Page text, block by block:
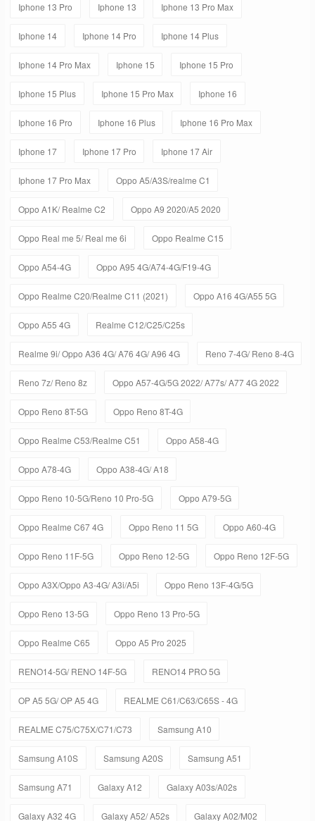
Iphone 13 Pro Iphone 13 Iphone 13 Pro Max
Iphone 14 Iphone 14 Pro Iphone 14 Plus
Iphone 14 Pro Max Iphone 15 Iphone 15 Pro
Iphone 15 Plus Iphone 15 Pro Max Iphone 16
Iphone 16 Pro Iphone 16 Plus Iphone 16 Pro Max
Iphone 17 Iphone 17 Pro Iphone 17 Air
Iphone 17 Pro Max Oppo A5/A3S/realme C1
Oppo A1K/ Realme C2 Oppo A9 2020/A5 2020
Oppo Real me 5/ Real me 6i Oppo Realme C15
Oppo A54-4G Oppo A95 4G/A74-4G/F19-4G
Oppo Realme C20/Realme C11 (2021) Oppo A16 4G/A55 5G
Oppo A55 4G Realme C12/C25/C25s
Realme 9i/ Oppo A36 4G/ A76 4G/ A96 4G Reno 7-4G/ Reno 8-4G
Reno 7z/ Reno 8z Oppo A57-4G/5G 2022/ A77s/ A77 4G 2022
Oppo Reno 8T-5G Oppo Reno 8T-4G
Oppo Realme C53/Realme C51 Oppo A58-4G
Oppo A78-4G Oppo A38-4G/ A18
Oppo Reno 10-5G/Reno 10 Pro-5G Oppo A79-5G
Oppo Realme C67 4G Oppo Reno 11 5G Oppo A60-4G
Oppo Reno 11F-5G Oppo Reno 12-5G Oppo Reno 12F-5G
Oppo A3X/Oppo A3-4G/ A3i/A5i Oppo Reno 13F-4G/5G
Oppo Reno 13-5G Oppo Reno 13 Pro-5G
Oppo Realme C65 Oppo A5 Pro 2025
RENO14-5G/ RENO 14F-5G RENO14 PRO 5G
OP A5 5G/ OP A5 4G REALME C61/C63/C65S - 4G
REALME C75/C75X/C71/C73 Samsung A10
Samsung A10S Samsung A20S Samsung A51
Samsung A71 Galaxy A12 Galaxy A03s/A02s
Galaxy A32 4G Galaxy A52/ A52s Galaxy A02/M02